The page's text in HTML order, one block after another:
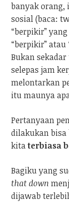
banyak orang,
sosial (baca:
“berpikir”
“berpikir” atau
Bukan
selepas jam
melontarkan
itu maunya
Pertanyaan
dilakukan bisa
kitaterbiasa
Bagiku yang
that down
dijawab